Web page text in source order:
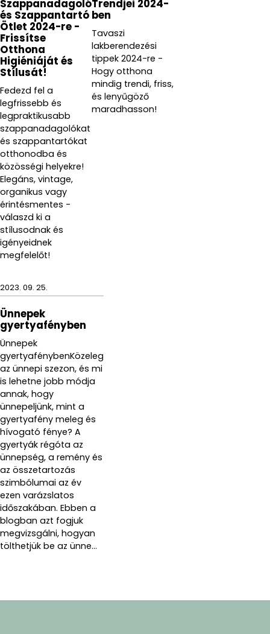
Szappanadagoló
és Szappantartó
Ötlet 2024-re -
Frissítse
Otthona
Higiéniáját és
Stílusát!
Fedezd fel a
legfrissebb és
legpraktikusabb
szappanadagolókat
és szappantartókat
otthonodba és
közösségi helyekre!
Elegáns, vintage,
organikus vagy
érintésmentes -
válaszd ki a
stílusodnak és
igényeidnek
megfelelőt!
Trendjei 2024-
ben
Tavaszi
lakberendezési
tippek 2024-re -
Hogy otthona
mindig trendi, friss,
és lenyűgöző
maradhasson!
2023. 09. 25.
Ünnepek
gyertyafényben
Ünnepek
gyertyafénybenKözeleg
az ünnepi szezon, és mi
is lehetne jobb módja
annak, hogy
ünnepeljünk, mint a
gyertyafény meleg és
hívogató fénye? A
gyertyák régóta az
ünnepség, a remény és
az összetartozás
szimbólumai az év
ezen varázslatos
időszakában. Ebben a
blogban azt fogjuk
megvizsgálni, hogyan
tölthetjük be az ünne...